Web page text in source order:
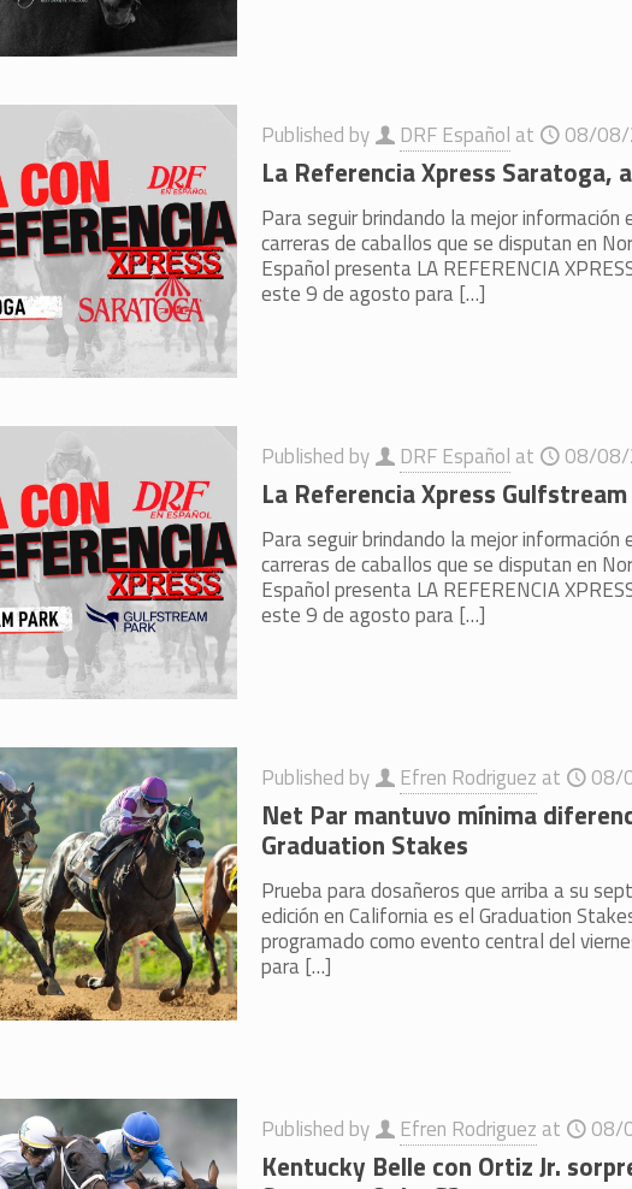
Published by DRF Español at 08/
La Referencia Xpress Saratoga,
Para seguir brindando la mejor información
carreras de caballos que se disputan en
Español presenta LA REFERENCIA
este 9 de agosto para[…]
Published by DRF Español at 08/
La Referencia Xpress
Para seguir brindando la mejor información
carreras de caballos que se disputan en
Español presenta LA REFERENCIA
este 9 de agosto para[…]
Published by Efren Rodriguez at 08/
Net Par mantuvo mínima
Graduation Stakes
Prueba para dosañeros que arriba a su
edición en California es el Graduation
programado como evento central del
para[…]
Published by Efren Rodriguez at 08/
Kentucky Belle con Ortiz Jr.